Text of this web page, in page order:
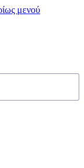
μενού